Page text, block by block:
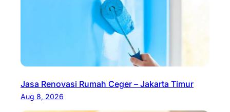
Jasa Renovasi Rumah Ceger – Jakarta Timur
Aug 8, 2026